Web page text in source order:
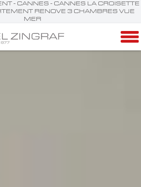
- CANNES - CANNES LA CROISETTE
RENOVE 3 CHAMBRES VUE
MER